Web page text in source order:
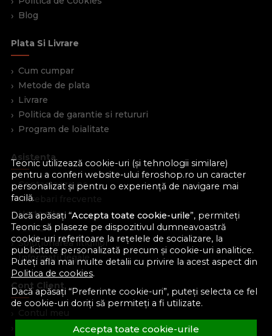
Teonic utilizează cookie-uri (și tehnologii similare)
pentru a conferi website-ului feroshop.ro un caracter
personalizat și pentru o experiență de navigare mai
facilă.
Dacă apăsați “Accepta toate cookie-urile”, permiteți
Teonic să plaseze pe dispozitivul dumneavoastră
cookie-uri referitoare la rețelele de socializare, la
publicitate personalizată precum și cookie-uri analitice.
Puteți afla mai multe detalii cu privire la acest aspect din
Politica de cookies.
Dacă apăsați “Preferinte cookie-uri”, puteți selecta ce fel
de cookie-uri doriți să permiteți a fi utilizate.
Accepta toate cookie-urile
Blog
Plata Si Livrare
Cum cumpar
Metode de plata
Livrare
Politica de garantie si retururi
Program de loialitate
Asistenta
Contacteaza-ne
Intrebari frecvente
Harta site
ANPC
Solutionarea litigiilor
Informatii legale
Cont Client
Contul meu